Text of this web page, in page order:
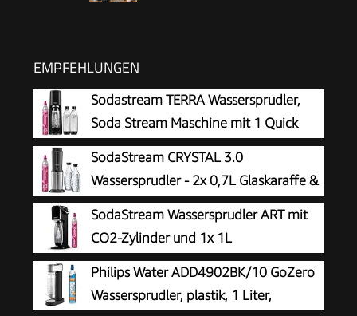
EMPFEHLUNGEN
Sodastream TERRA Wassersprudler,
Soda Stream Maschine mit 1 Quick
Connect 60L CO2-Zylinder, 2x 1L und
3x 1L spülmaschinengeeignete Kunststoff-
Sprudlerflaschen, Höhe 44 cm, Schwarz
SodaStream CRYSTAL 3.0
Wassersprudler - 2x 0,7L Glaskaraffe &
CO2-Zylinder
SodaStream Wassersprudler ART mit
CO2-Zylinder und 1x 1L
spülmaschinenfeste Kunststoff-
Flasche, Höhe 44cm, Schwarz, 44 cm
Philips Water ADD4902BK/10 GoZero
Wassersprudler, plastik, 1 Liter,